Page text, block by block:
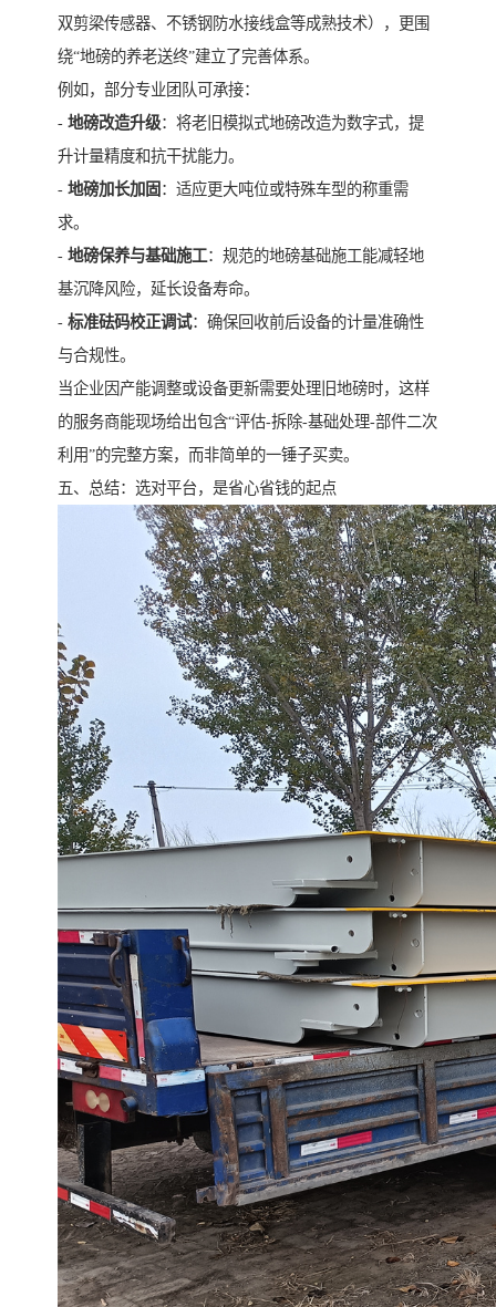
双剪梁传感器、不锈钢防水接线盒等成熟技术），更围
绕“地磅的养老送终”建立了完善体系。
例如，部分专业团队可承接：
- 地磅改造升级：将老旧模拟式地磅改造为数字式，提
升计量精度和抗干扰能力。
- 地磅加长加固 ：适应更大吨位或特殊车型的称重需
求。
- 地磅保养与基础施工：规范的地磅基础施工能减轻地
基沉降风险，延长设备寿命。
- 标准砝码校正调试：确保回收前后设备的计量准确性
与合规性。
当企业因产能调整或设备更新需要处理旧地磅时，这样
的服务商能现场给出包含“评估-拆除-基础处理-部件二次
利用”的完整方案，而非简单的一锤子买卖。
五、总结：选对平台，是省心省钱的起点